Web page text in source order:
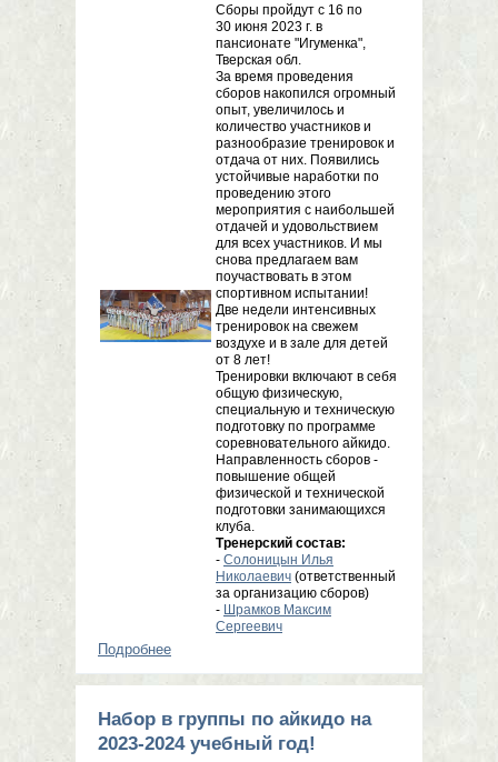
Сборы пройдут с 16 по
30 июня 2023 г. в
пансионате "Игуменка",
Тверская обл.
За время проведения
сборов накопился огромный
опыт, увеличилось и
количество участников и
разнообразие тренировок и
отдача от них. Появились
устойчивые наработки по
проведению этого
мероприятия с наибольшей
отдачей и удовольствием
для всех участников. И мы
снова предлагаем вам
поучаствовать в этом
спортивном испытании!
Две недели интенсивных
тренировок на свежем
воздухе и в зале для детей
от 8 лет!
Тренировки включают в себя
общую физическую,
специальную и техническую
подготовку по программе
соревновательного айкидо.
Направленность сборов -
повышение общей
физической и технической
подготовки занимающихся
клуба.
Тренерский состав:
- Солоницын Илья
Николаевич (ответственный
за организацию сборов)
- Шрамков Максим
Сергеевич
Подробнее
30 июня 2023г.
Набор в группы по айкидо на
2023-2024 учебный год!